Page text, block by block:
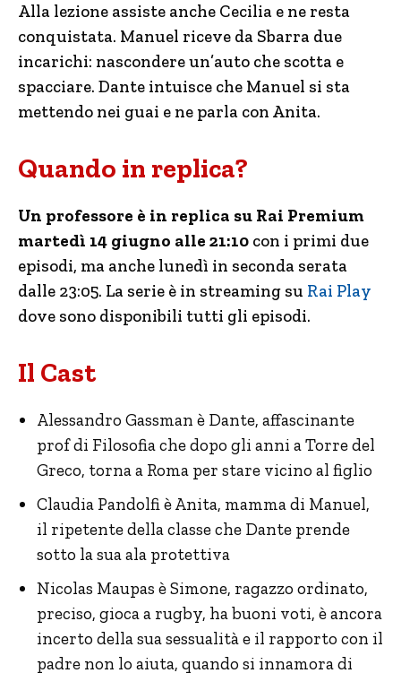
Alla lezione assiste anche Cecilia e ne resta
conquistata. Manuel riceve da Sbarra due
incarichi: nascondere un’auto che scotta e
spacciare. Dante intuisce che Manuel si sta
mettendo nei guai e ne parla con Anita.
Quando in replica?
Un professore è in replica su Rai Premium
martedì 14 giugno alle 21:10 con i primi due
episodi, ma anche lunedì in seconda serata
dalle 23:05. La serie è in streaming su Rai Play
dove sono disponibili tutti gli episodi.
Il Cast
Alessandro Gassman è Dante, affascinante
prof di Filosofia che dopo gli anni a Torre del
Greco, torna a Roma per stare vicino al figlio
Claudia Pandolfi è Anita, mamma di Manuel,
il ripetente della classe che Dante prende
sotto la sua ala protettiva
Nicolas Maupas è Simone, ragazzo ordinato,
preciso, gioca a rugby, ha buoni voti, è ancora
incerto della sua sessualità e il rapporto con il
padre non lo aiuta, quando si innamora di